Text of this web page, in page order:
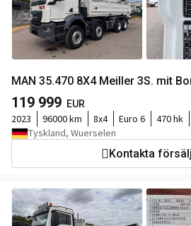
MAN 35.470 8X4 Meiller 3S. mit
119 999 EUR
2023 96000 km 8x4 Euro 6 470 hk
Tyskland, Wuerselen
Kontakta